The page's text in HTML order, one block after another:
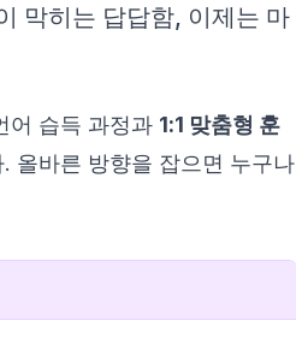
막히는 답답함, 이제는 마
어 습득 과정과 1:1 맞춤형 훈
올바른 방향을 잡으면 누구나